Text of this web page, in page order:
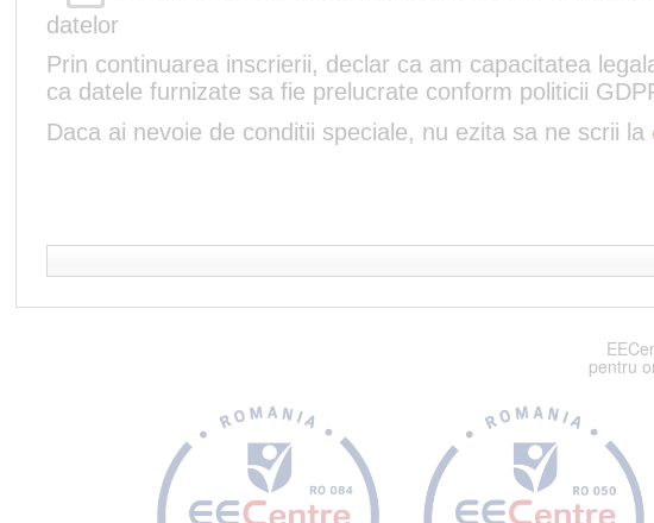
datelor
Prin continuarea inscrierii, declar ca am capacitatea
ca datele furnizate sa fie prelucrate conform politicii
Daca ai nevoie de conditii speciale, nu ezita sa ne scrii la
pentru